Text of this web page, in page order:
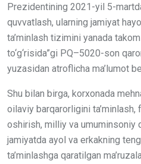
Prezidentining 2021-yil 5-
quvvatlash, ularning jamiyat
ta’minlash tizimini yanada
to‘g‘risida”gi PQ–5020-son
yuzasidan atroflicha ma’lumot
Shu bilan birga, korxonada
oilaviy barqarorligini
oshirish, milliy va umuminsoniy
jamiyatda ayol va erkakning
ta’minlashga qaratilgan